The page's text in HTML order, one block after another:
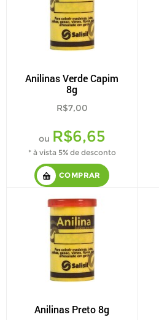
Anilinas Verde Capim
8g
R$7,00
ou R$6,65
* à vista 5% de desconto
COMPRAR
Anilinas Preto 8g